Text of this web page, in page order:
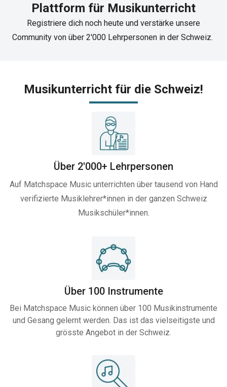
Plattform für Musikunterricht
Registriere dich noch heute und verstärke unsere
Community von über 2'000 Lehrpersonen in der Schweiz. ​
Musikunterricht für die Schweiz!​
Über 2'000+ Lehrpersonen
Auf Matchspace Music unterrichten über tausend von Hand
verifizierte Musiklehrer*innen in der ganzen Schweiz
Musikschüler*innen.
Über 100 Instrumente
Bei Matchspace Music können über 100 Musikinstrumente
und Gesang gelernt werden. Das ist das vielseitigste und
grösste Angebot in der Schweiz.